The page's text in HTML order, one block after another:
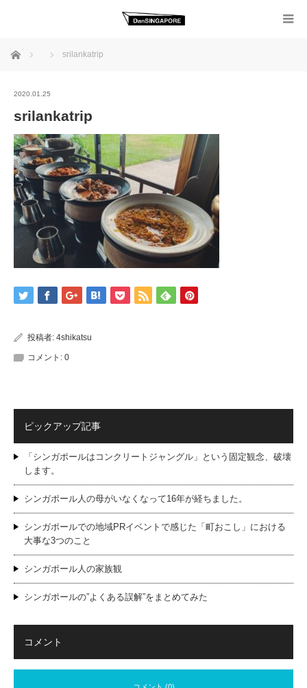
ホーム srilankatrip
2020.01.25
srilankatrip
投稿者: 4shikatsu
コメント: 0
ピックアップ記事
「シンガポールはコンクリートジャングル」という固定観念、破壊
します。
シンガポール人の母がいなくなって16年が経ちました。
シンガポールでの地域PRイベントで感じた「町おこし」における
大事な3つのこと
シンガポール人の家族観
シンガポールの”よくある誤解”をまとめてみた
コメント